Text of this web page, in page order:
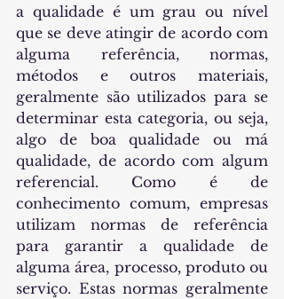
a qualidade é um grau ou nível
que se deve atingir de acordo com
alguma referência, normas,
métodos e outros materiais,
geralmente são utilizados para se
determinar esta categoria, ou seja,
algo de boa qualidade ou má
qualidade, de acordo com algum
referencial. Como é de
conhecimento comum, empresas
utilizam normas de referência
para garantir a qualidade de
alguma área, processo, produto ou
serviço. Estas normas geralmente